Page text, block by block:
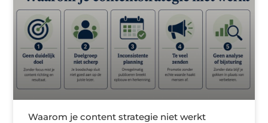
Waarom je content strategie niet werkt